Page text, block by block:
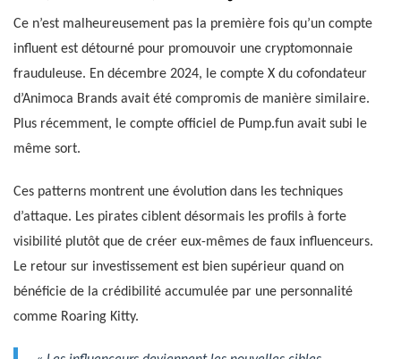
Ce n’est malheureusement pas la première fois qu’un compte
influent est détourné pour promouvoir une cryptomonnaie
frauduleuse. En décembre 2024, le compte X du cofondateur
d’Animoca Brands avait été compromis de manière similaire.
Plus récemment, le compte officiel de Pump.fun avait subi le
même sort.
Ces patterns montrent une évolution dans les techniques
d’attaque. Les pirates ciblent désormais les profils à forte
visibilité plutôt que de créer eux-mêmes de faux influenceurs.
Le retour sur investissement est bien supérieur quand on
bénéficie de la crédibilité accumulée par une personnalité
comme Roaring Kitty.